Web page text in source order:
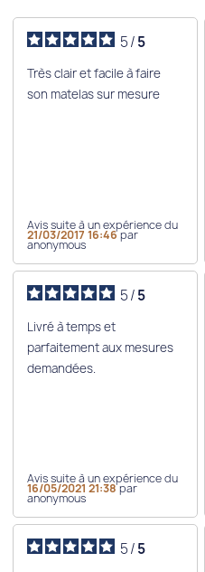
5/5
Très clair et facile à faire
son matelas sur mesure
Avis suite à un expérience du
21/03/2017 16:46par
anonymous
5/5
Livré à temps et
parfaitement aux mesures
demandées.
Avis suite à un expérience du
16/05/2021 21:38par
anonymous
5/5